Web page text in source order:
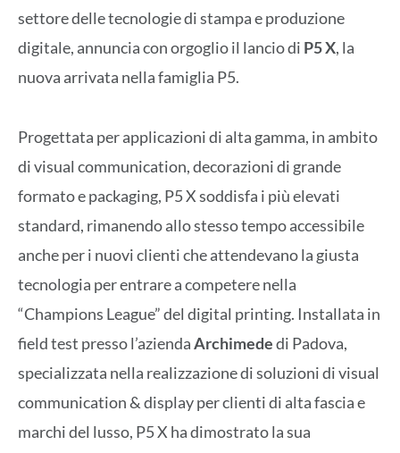
settore delle tecnologie di stampa e produzione
digitale, annuncia con orgoglio il lancio di P5 X, la
nuova arrivata nella famiglia P5.
Progettata per applicazioni di alta gamma, in ambito
di visual communication, decorazioni di grande
formato e packaging, P5 X soddisfa i più elevati
standard, rimanendo allo stesso tempo accessibile
anche per i nuovi clienti che attendevano la giusta
tecnologia per entrare a competere nella
“Champions League” del digital printing. Installata in
field test presso l’aziendaArchimededi Padova,
specializzata nella realizzazione di soluzioni di visual
communication & display per clienti di alta fascia e
marchi del lusso, P5 X ha dimostrato la sua